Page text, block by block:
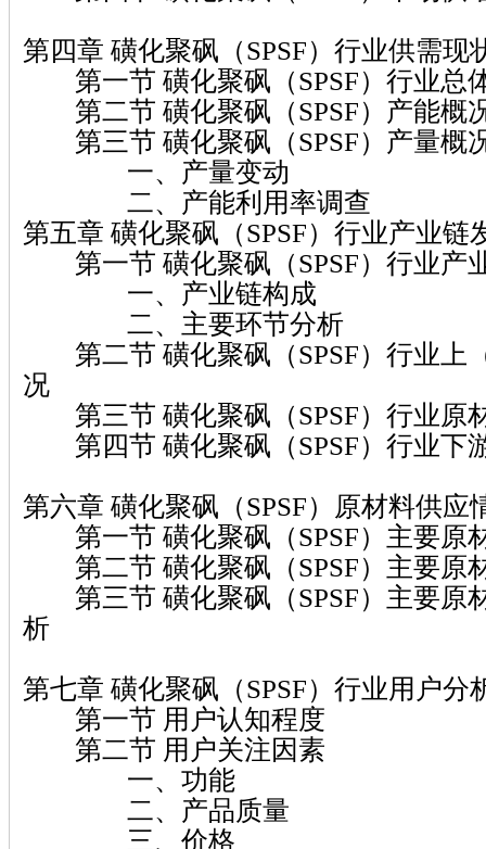
第四章 磺化聚砜（SPSF）行业供需现
第一节 磺化聚砜（SPSF）行业总
第二节 磺化聚砜（SPSF）产能概
第三节 磺化聚砜（SPSF）产量概
一、产量变动
二、产能利用率调查
第五章 磺化聚砜（SPSF）行业产业链
第一节 磺化聚砜（SPSF）行业产
一、产业链构成
二、主要环节分析
第二节 磺化聚砜（SPSF）行业上
况
第三节 磺化聚砜（SPSF）行业原
第四节 磺化聚砜（SPSF）行业下
第六章 磺化聚砜（SPSF）原材料供应
第一节 磺化聚砜（SPSF）主要原
第二节 磺化聚砜（SPSF）主要原
第三节 磺化聚砜（SPSF）主要原
析
第七章 磺化聚砜（SPSF）行业用户分
第一节 用户认知程度
第二节 用户关注因素
一、功能
二、产品质量
三、价格